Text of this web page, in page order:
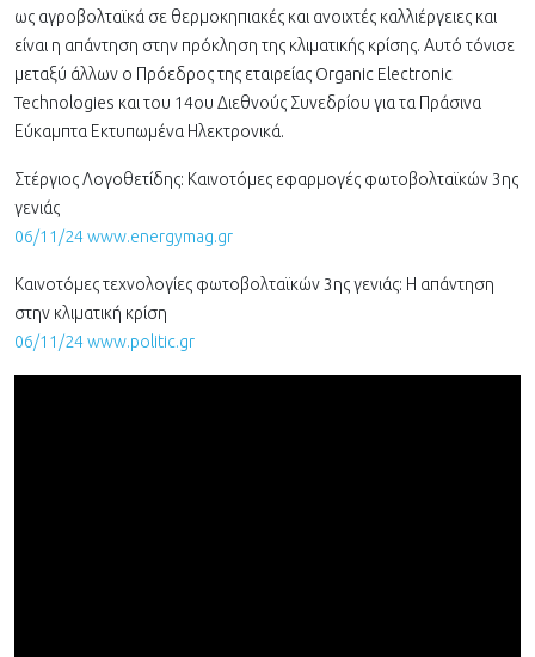
ως αγροβολταϊκά σε θερμοκηπιακές και ανοιχτές καλλιέργειες και
είναι η απάντηση στην πρόκληση της κλιματικής κρίσης. Αυτό τόνισε
μεταξύ άλλων ο Πρόεδρος της εταιρείας Organic Electronic
Technologies και του 14ου Διεθνούς Συνεδρίου για τα Πράσινα
Εύκαμπτα Εκτυπωμένα Ηλεκτρονικά.
Στέργιος Λογοθετίδης: Καινοτόμες εφαρμογές φωτοβολταϊκών 3ης
γενιάς
06/11/24 www.energymag.gr
Καινοτόμες τεχνολογίες φωτοβολταϊκών 3ης γενιάς: Η απάντηση
στην κλιματική κρίση
06/11/24 www.politic.gr